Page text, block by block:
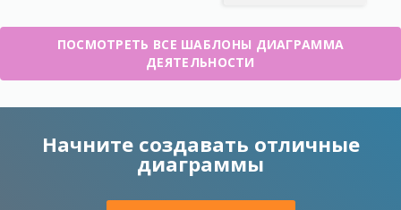
ПОСМОТРЕТЬ ВСЕ ШАБЛОНЫ ДИАГРАММА
ДЕЯТЕЛЬНОСТИ
Начните создавать отличные
диаграммы